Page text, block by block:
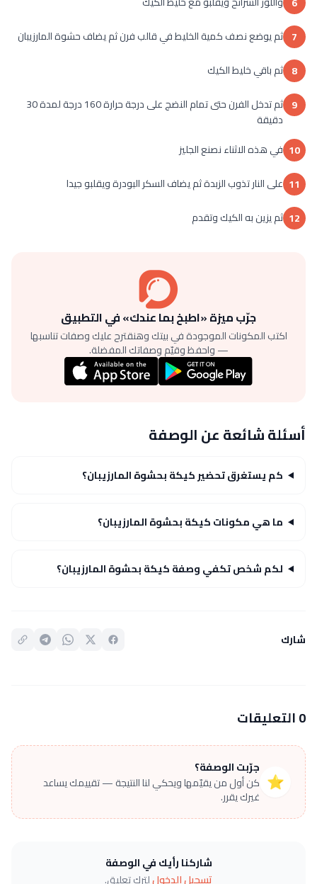
7 ثم يوضع نصف كمية الخليط في قالب فرن ثم يضاف حشوة المارزيبان
8 ثم باقي خليط الكيك
9
ثم تدخل الفرن حتى تمام النضج على درجة حرارة 160 درجة لمدة 30
دقيقة
10 في هذه الاثناء نصنع الجليز
11 على النار تذوب الزبدة ثم يضاف السكر البودرة ويقلبو جيدا
12 ثم يزين به الكيك وتقدم
جرّب ميزة «اطبخ بما عندك» في التطبيق
اكتب المكونات الموجودة في بيتك وهنقترح عليك وصفات تناسبها
— واحفظ وقيّم وصفاتك المفضلة.
أسئلة شائعة عن الوصفة
كم يستغرق تحضير كيكة بحشوة المارزيبان؟
ما هي مكونات كيكة بحشوة المارزيبان؟
لكم شخص تكفي وصفة كيكة بحشوة المارزيبان؟
شارك
0 التعليقات
⭐
جرّبت الوصفة؟
كن أول من يقيّمها ويحكي لنا النتيجة — تقييمك يساعد
غيرك يقرر.
شاركنا رأيك في الوصفة
تسجيل الدخوللترك تعليق.